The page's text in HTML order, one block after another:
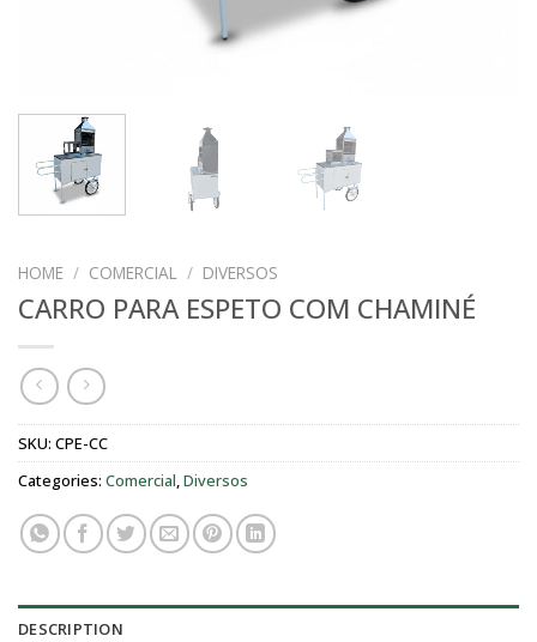
HOME / COMERCIAL / DIVERSOS
CARRO PARA ESPETO COM CHAMINÉ
SKU: CPE-CC
Categories: Comercial,Diversos
DESCRIPTION